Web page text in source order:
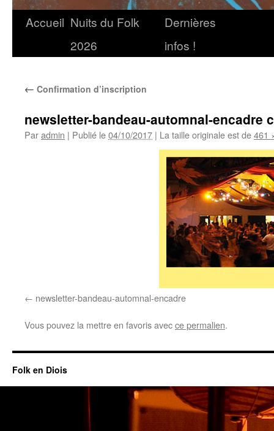
Accueil Nuits du Folk
2026
Dernières
infos !
← Confirmation d’inscription
newsletter-bandeau-automnal-encadre
Paradmin | Publié le04/10/2017 | La taille originale est de461
newsletter-bandeau-automnal-encadre
Vous pouvez la mettre en favoris avecce permalien.
Folk en Diois